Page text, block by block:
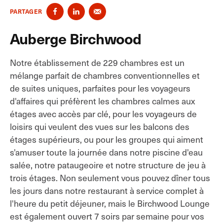
PARTAGER
Auberge Birchwood
Notre établissement de 229 chambres est un
mélange parfait de chambres conventionnelles et
de suites uniques, parfaites pour les voyageurs
d'affaires qui préfèrent les chambres calmes aux
étages avec accès par clé, pour les voyageurs de
loisirs qui veulent des vues sur les balcons des
étages supérieurs, ou pour les groupes qui aiment
s'amuser toute la journée dans notre piscine d'eau
salée, notre pataugeoire et notre structure de jeu à
trois étages. Non seulement vous pouvez dîner tous
les jours dans notre restaurant à service complet à
l'heure du petit déjeuner, mais le Birchwood Lounge
est également ouvert 7 soirs par semaine pour vos